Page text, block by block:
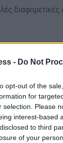
- Do Not
opt-out of the
for
selection. Please
interest-based
to third
of your
ες στην
στις εν ισχύ
τους